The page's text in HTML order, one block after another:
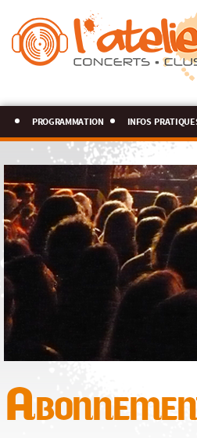
programmation infos